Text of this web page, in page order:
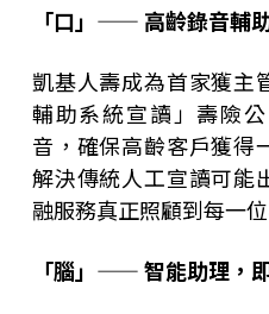
「口」—— 高齡錄音輔
凱基人壽成為首家獲主
輔助系統宣讀」壽險
音，確保高齡客戶獲得
解決傳統人工宣讀可能
融服務真正照顧到每一
「腦」—— 智能助理，